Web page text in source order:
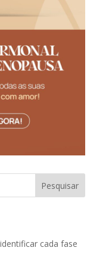
Pesquisar
cada fase